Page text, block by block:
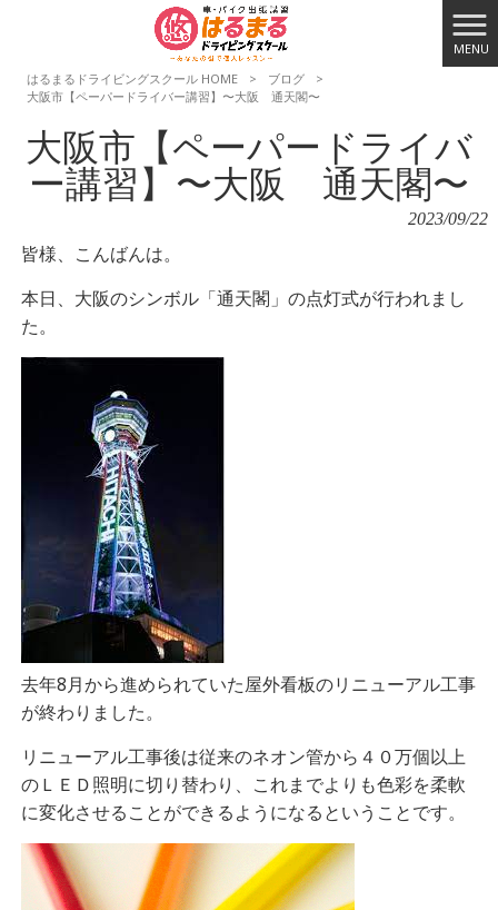
MENU
はるまるドライビングスクール HOME
> ブログ
>
大阪市【ペーパードライバー講習】〜大阪 通天閣〜
大阪市【ペーパードライバ
ー講習】〜大阪 通天閣〜
2023/09/22
皆様、こんばんは。
本日、大阪のシンボル「通天閣」の点灯式が行われまし
た。
去年8月から進められていた屋外看板のリニューアル工事
が終わりました。
リニューアル工事後は従来のネオン管から４０万個以上
のＬＥＤ照明に切り替わり、これまでよりも色彩を柔軟
に変化させることができるようになるということです。